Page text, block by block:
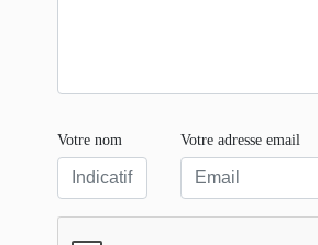
Votre nom Votre adresse email